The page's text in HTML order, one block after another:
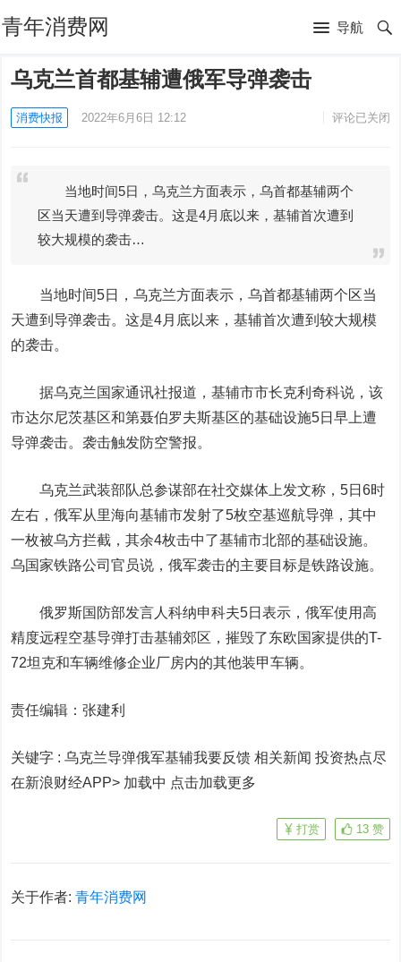
青年消费网 导航
乌克兰首都基辅遭俄军导弹袭击
消费快报 2022年6月6日 12:12 评论已关闭
当地时间5日，乌克兰方面表示，乌首都基辅两个
区当天遭到导弹袭击。这是4月底以来，基辅首次遭到
较大规模的袭击…
当地时间5日，乌克兰方面表示，乌首都基辅两个区当
天遭到导弹袭击。这是4月底以来，基辅首次遭到较大规模
的袭击。
据乌克兰国家通讯社报道，基辅市市长克利奇科说，该
市达尔尼茨基区和第聂伯罗夫斯基区的基础设施5日早上遭
导弹袭击。袭击触发防空警报。
乌克兰武装部队总参谋部在社交媒体上发文称，5日6时
左右，俄军从里海向基辅市发射了5枚空基巡航导弹，其中
一枚被乌方拦截，其余4枚击中了基辅市北部的基础设施。
乌国家铁路公司官员说，俄军袭击的主要目标是铁路设施。
俄罗斯国防部发言人科纳申科夫5日表示，俄军使用高
精度远程空基导弹打击基辅郊区，摧毁了东欧国家提供的T-
72坦克和车辆维修企业厂房内的其他装甲车辆。
责任编辑：张建利
关键字 :乌克兰导弹俄军基辅我要反馈 相关新闻投资热点尽
在新浪财经APP> 加载中 点击加载更多
13 赞
打赏
关于作者:青年消费网